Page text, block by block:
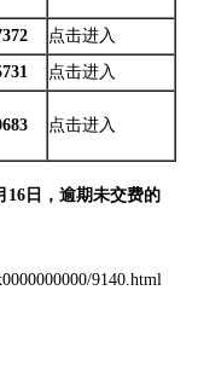
点击进入
点击进入
点击进入
16日，逾期未交费的
9140.html